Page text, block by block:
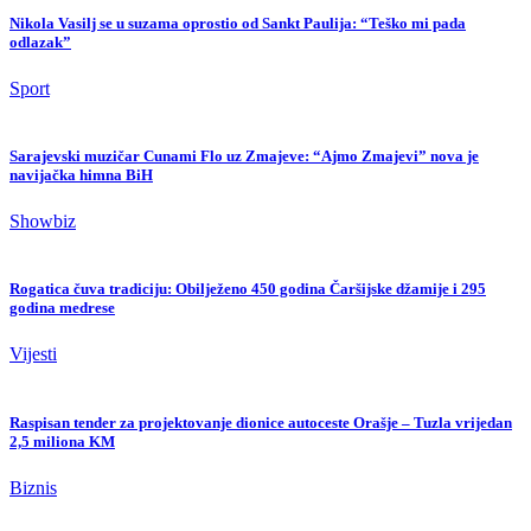
Nikola Vasilj se u suzama oprostio od Sankt Paulija: “Teško mi pada
odlazak”
Sport
Sarajevski muzičar Cunami Flo uz Zmajeve: “Ajmo Zmajevi” nova je
navijačka himna BiH
Showbiz
Rogatica čuva tradiciju: Obilježeno 450 godina Čaršijske džamije i 295
godina medrese
Vijesti
Raspisan tender za projektovanje dionice autoceste Orašje – Tuzla vrijedan
2,5 miliona KM
Biznis